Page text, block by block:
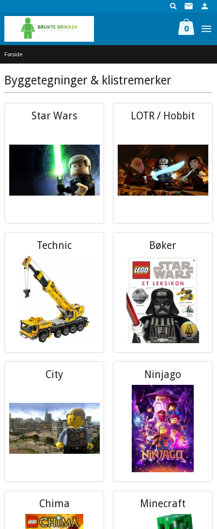
til
innholdet
0
Forside
Byggetegninger & klistremerker
Star Wars LOTR / Hobbit
Technic Bøker
City Ninjago
Chima Minecraft